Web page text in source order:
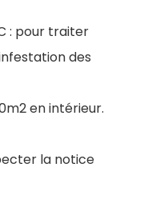
: pour traiter
des
en intérieur.
la notice